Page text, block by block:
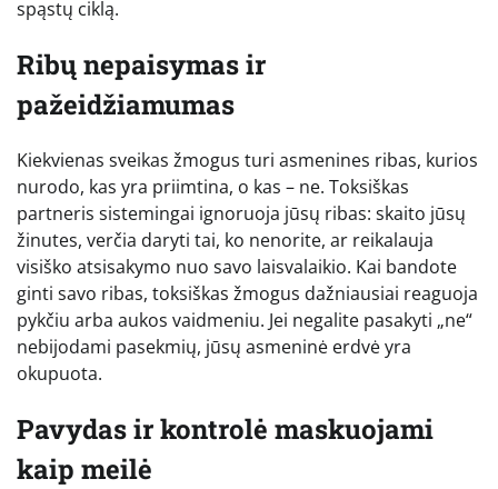
spąstų ciklą.
Ribų nepaisymas ir
pažeidžiamumas
Kiekvienas sveikas žmogus turi asmenines ribas, kurios
nurodo, kas yra priimtina, o kas – ne. Toksiškas
partneris sistemingai ignoruoja jūsų ribas: skaito jūsų
žinutes, verčia daryti tai, ko nenorite, ar reikalauja
visiško atsisakymo nuo savo laisvalaikio. Kai bandote
ginti savo ribas, toksiškas žmogus dažniausiai reaguoja
pykčiu arba aukos vaidmeniu. Jei negalite pasakyti „ne“
nebijodami pasekmių, jūsų asmeninė erdvė yra
okupuota.
Pavydas ir kontrolė maskuojami
kaip meilė